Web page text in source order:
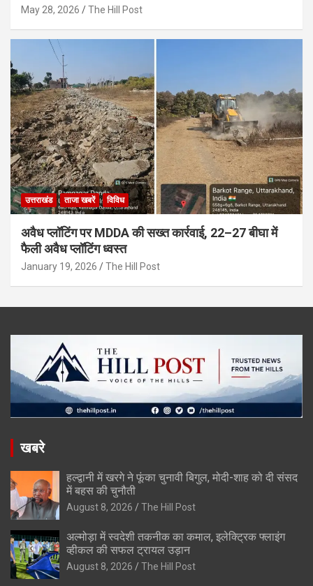
May 28, 2026 The Hill Post
उत्तराखंड ताजा खबरें विविध
अवैध प्लॉटिंग पर MDDA की सख्त कार्रवाई, 22–27 बीघा में
फैली अवैध प्लॉटिंग ध्वस्त
January 19, 2026 The Hill Post
खबरे
हल्द्वानी में खरगे ने फूंका चुनावी बिगुल, मोदी-शाह को दी संसद
में बहस की चुनौती
August 8, 2026 The Hill Post
अल्मोड़ा में स्वदेशी तकनीक का कमाल, इलेक्ट्रिक फ्लाइंग
व्हीकल की सफल ट्रायल उड़ान
August 8, 2026 The Hill Post